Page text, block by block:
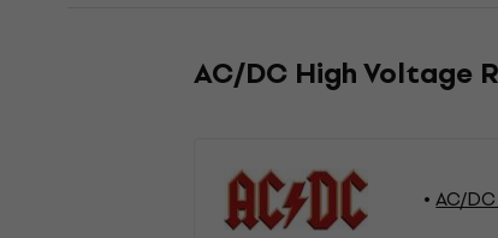
AC/DC High Voltage
AC/